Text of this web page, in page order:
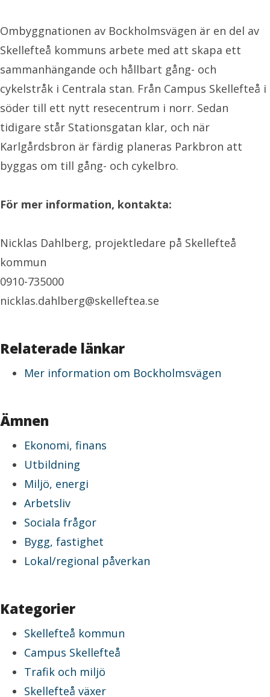
Ombyggnationen av Bockholmsvägen är en del av
Skellefteå kommuns arbete med att skapa ett
sammanhängande och hållbart gång- och
cykelstråk i Centrala stan. Från Campus Skellefteå i
söder till ett nytt resecentrum i norr. Sedan
tidigare står Stationsgatan klar, och när
Karlgårdsbron är färdig planeras Parkbron att
byggas om till gång- och cykelbro.
För mer information, kontakta:
Nicklas Dahlberg, projektledare på Skellefteå
kommun
0910-735000
nicklas.dahlberg@skelleftea.se
Relaterade länkar
Mer information om Bockholmsvägen
Ämnen
Ekonomi, finans
Utbildning
Miljö, energi
Arbetsliv
Sociala frågor
Bygg, fastighet
Lokal/regional påverkan
Kategorier
Skellefteå kommun
Campus Skellefteå
Trafik och miljö
Skellefteå växer